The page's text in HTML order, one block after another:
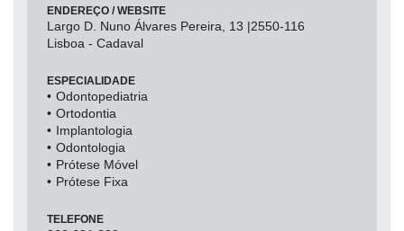
ENDEREÇO / WEBSITE
Largo D. Nuno Álvares Pereira, 13 |2550-116
Lisboa - Cadaval
ESPECIALIDADE
Odontopediatria
Ortodontia
Implantologia
Odontologia
Prótese Móvel
Prótese Fixa
TELEFONE